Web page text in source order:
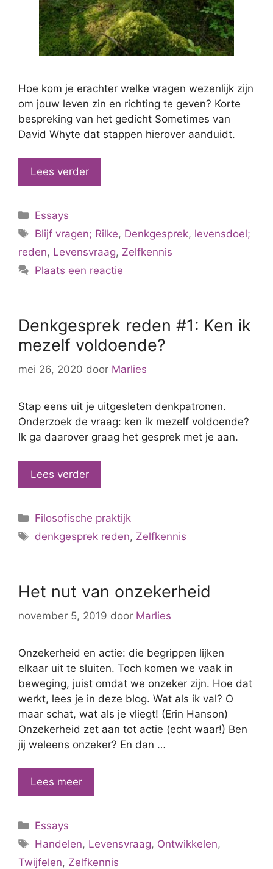
Hoe kom je erachter welke vragen wezenlijk zijn
om jouw leven zin en richting te geven? Korte
bespreking van het gedicht Sometimes van
David Whyte dat stappen hierover aanduidt.
Lees verder
Categorieën
Essays
Tags
Blijf vragen; Rilke, Denkgesprek, levensdoel;
reden, Levensvraag, Zelfkennis
Plaats een reactie
Denkgesprek reden #1: Ken ik
mezelf voldoende?
mei 26, 2020 door Marlies
Stap eens uit je uitgesleten denkpatronen.
Onderzoek de vraag: ken ik mezelf voldoende?
Ik ga daarover graag het gesprek met je aan.
Lees verder
Categorieën
Filosofische praktijk
Tags
denkgesprek reden, Zelfkennis
Het nut van onzekerheid
november 5, 2019 door Marlies
Onzekerheid en actie: die begrippen lijken
elkaar uit te sluiten. Toch komen we vaak in
beweging, juist omdat we onzeker zijn. Hoe dat
werkt, lees je in deze blog. Wat als ik val? O
maar schat, wat als je vliegt! (Erin Hanson)
Onzekerheid zet aan tot actie (echt waar!) Ben
jij weleens onzeker? En dan …
Lees meerHet
nut
Categorieën
Essays
Tags
Handelen, Levensvraag, Ontwikkelen,
Twijfelen, Zelfkennis